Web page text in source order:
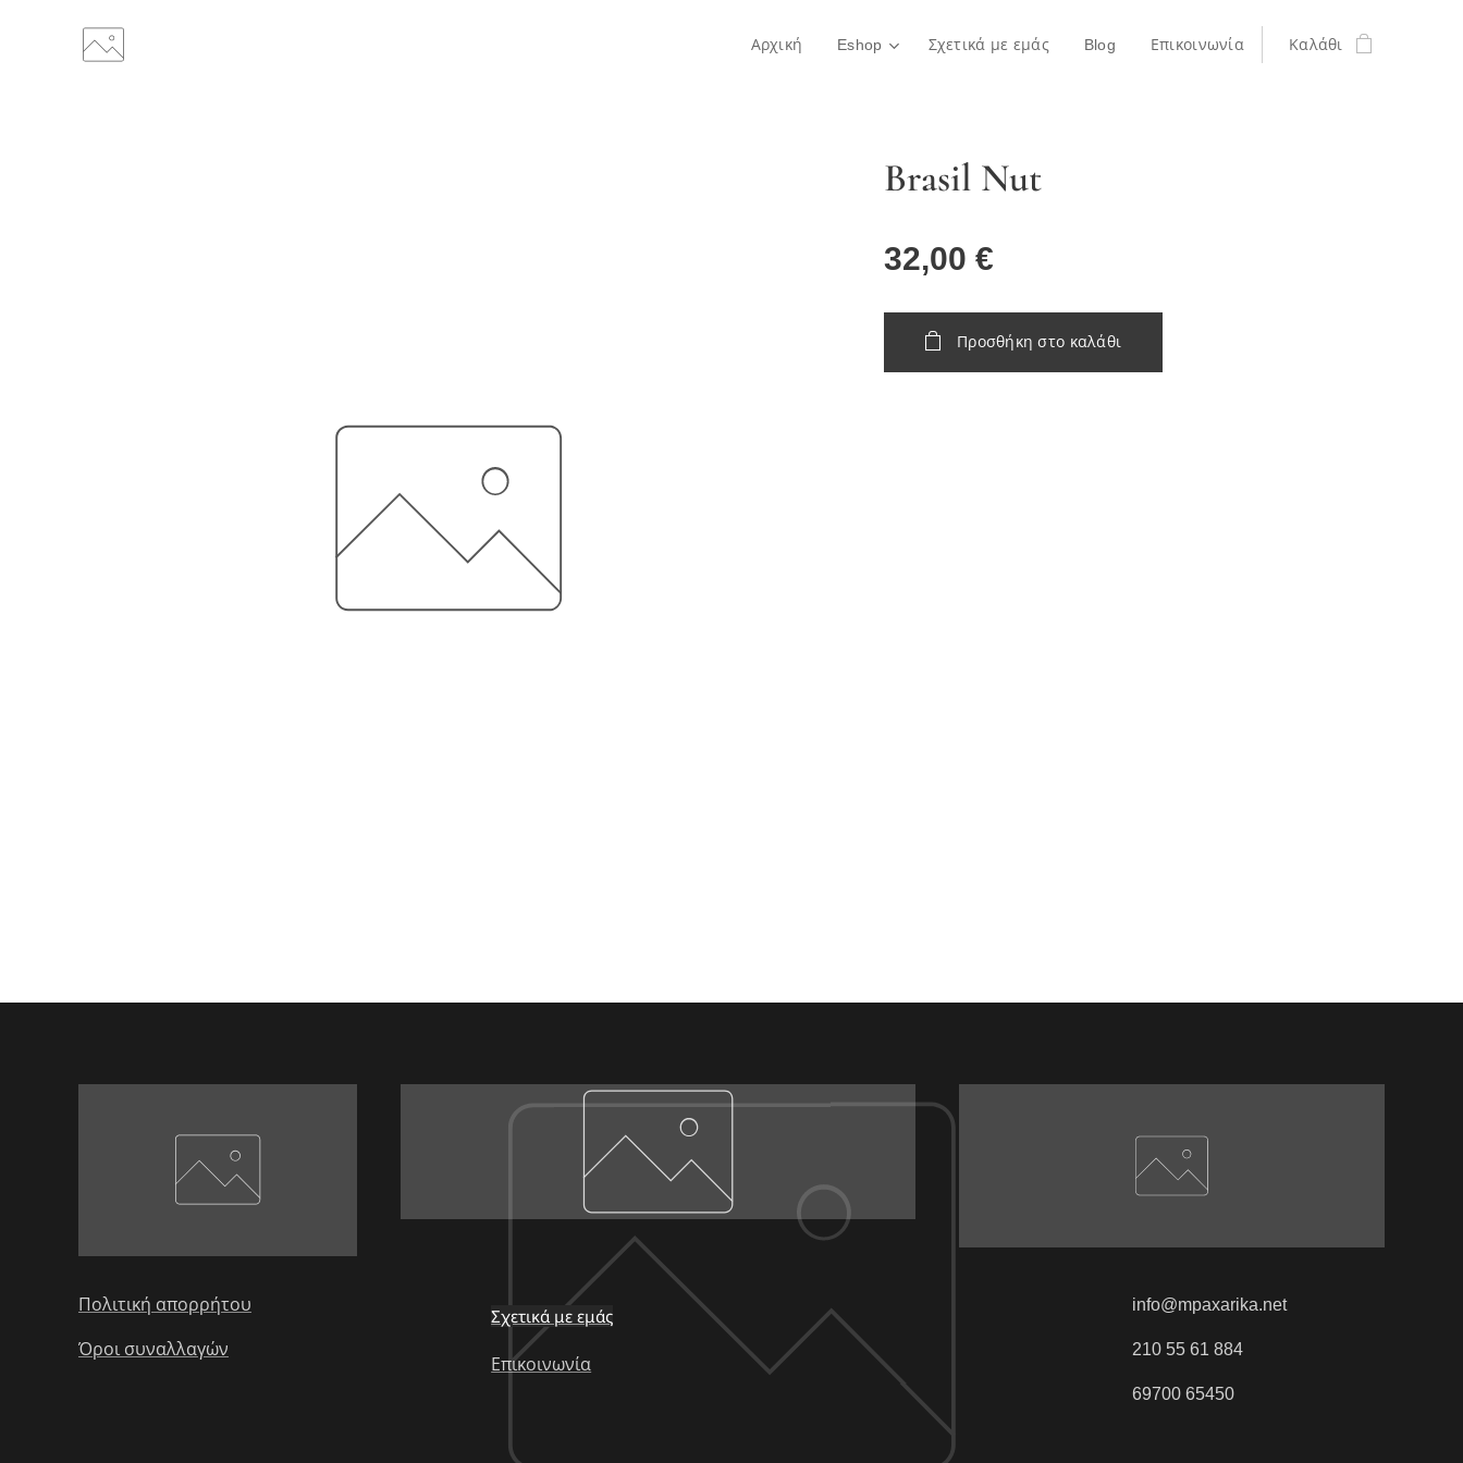
Αρχική Eshop Σχετικά με εμάς Blog Επικοινωνία Καλάθι
Brasil Nut
32,00 €
Προσθήκη στο καλάθι
Πολιτική απορρήτου
Όροι συναλλαγών
Σχετικά με εμάς
Επικοινωνία
info@mpaxarika.net
210 55 61 884
69700 65450